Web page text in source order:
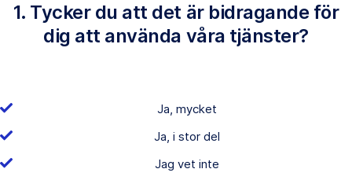
1. Tycker du att det är bidragande för
dig att använda våra tjänster?
Ja, mycket
Ja, i stor del
Jag vet inte